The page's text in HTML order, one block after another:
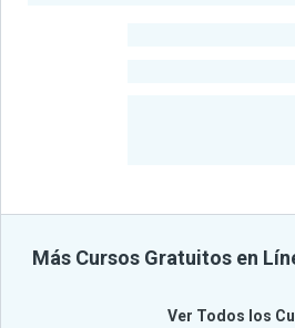
Más Cursos Gratuitos en
Ver Todos los